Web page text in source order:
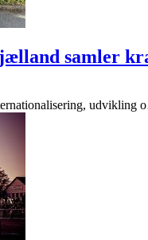
samler
udvikling